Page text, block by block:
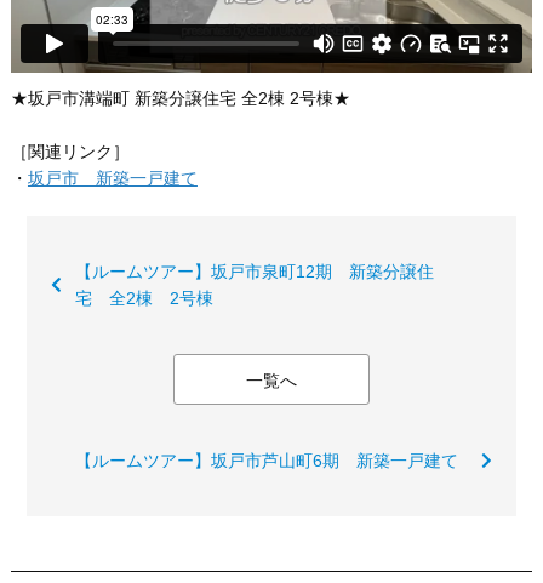
★坂戸市溝端町 新築分譲住宅 全2棟 2号棟★
［関連リンク］
・ 坂戸市 新築一戸建て
【ルームツアー】坂戸市泉町12期 新築分譲住
宅 全2棟 2号棟
一覧へ
【ルームツアー】坂戸市芦山町6期 新築一戸建て